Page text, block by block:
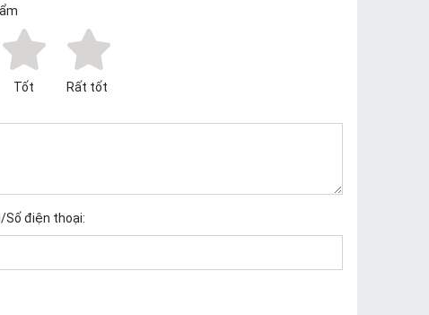
Tốt
Rất tốt
Số điện thoại: